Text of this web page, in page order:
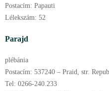
Postacím: Papauti
Lélekszám: 52
Parajd
plébánia
Postacím: 537240 – Praid, str.
Tel: 0266-240.233